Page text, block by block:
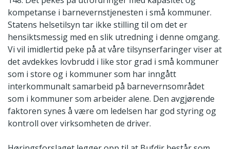
kompetanse i barnevernstjenesten i små kommuner.
Statens helsetilsyn tar ikke stilling til om det er
hensiktsmessig med en slik utredning i denne omgang.
Vi vil imidlertid peke på at våre tilsynserfaringer viser at
det avdekkes lovbrudd i like stor grad i små kommuner
som i store og i kommuner som har inngått
interkommunalt samarbeid på barnevernsområdet
som i kommuner som arbeider alene. Den avgjørende
faktoren synes å være om ledelsen har god styring og
kontroll over virksomheten de driver.